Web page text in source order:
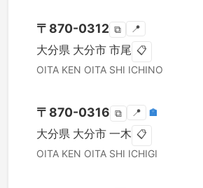
〒 870-0312 ⧉ 📍
大分県 大分市 市尾 📋
OITA KEN OITA SHI ICHINO
〒 870-0316 ⧉ 📍 🏣
大分県 大分市 一木 📋
OITA KEN OITA SHI ICHIGI